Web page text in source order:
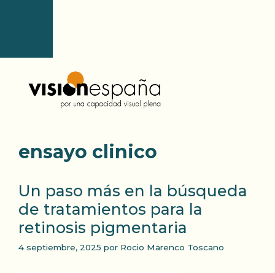
ensayo clinico
Un paso más en la búsqueda
de tratamientos para la
retinosis pigmentaria
4 septiembre, 2025 por Rocio Marenco Toscano